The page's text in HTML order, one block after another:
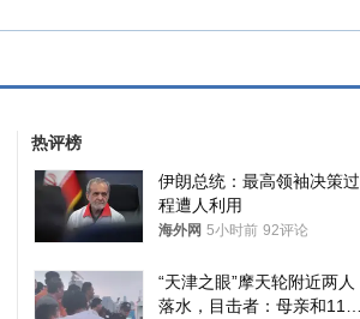
热评榜
伊朗总统：最高领袖决策过
程遭人利用
海外网 5小时前 92评论
“天津之眼”摩天轮附近两人
落水，目击者：母亲和11岁